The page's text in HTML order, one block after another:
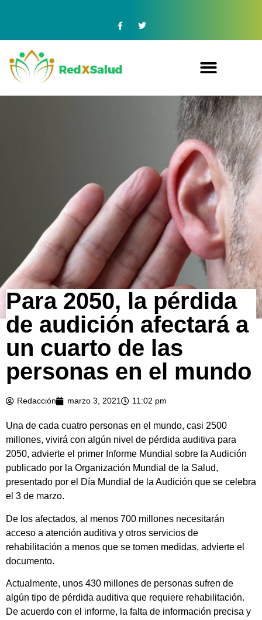
Para 2050, la pérdida
de audición afectará a
un cuarto de las
personas en el mundo
Redacción marzo 3, 2021 11:02 pm
Una de cada cuatro personas en el mundo, casi 2500
millones, vivirá con algún nivel de pérdida auditiva para
2050, advierte el primer Informe Mundial sobre la Audición
publicado por la Organización Mundial de la Salud,
presentado por el Día Mundial de la Audición que se celebra
el 3 de marzo.
De los afectados, al menos 700 millones necesitarán
acceso a atención auditiva y otros servicios de
rehabilitación a menos que se tomen medidas, advierte el
documento.
Actualmente, unos 430 millones de personas sufren de
algún tipo de pérdida auditiva que requiere rehabilitación.
De acuerdo con el informe, la falta de información precisa y